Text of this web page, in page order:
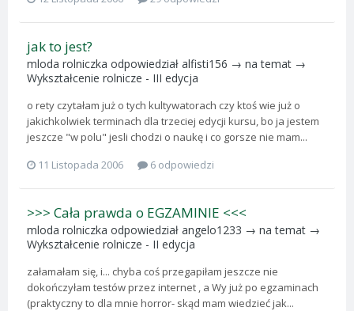
jak to jest?
mloda rolniczka odpowiedział alfisti156 → na temat →
Wykształcenie rolnicze - III edycja
o rety czytałam już o tych kultywatorach czy ktoś wie już o
jakichkolwiek terminach dla trzeciej edycji kursu, bo ja jestem
jeszcze "w polu" jesli chodzi o naukę i co gorsze nie mam...
11 Listopada 2006
6 odpowiedzi
>>> Cała prawda o EGZAMINIE <<<
mloda rolniczka odpowiedział angelo1233 → na temat →
Wykształcenie rolnicze - II edycja
załamałam się, i... chyba coś przegapiłam jeszcze nie
dokończyłam testów przez internet , a Wy już po egzaminach
(praktyczny to dla mnie horror- skąd mam wiedzieć jak...